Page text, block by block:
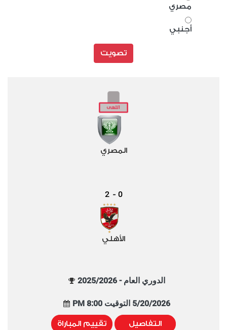
مصري
أجنبي
تصويت
المصري
0
-
2
الأهلي
الدوري العام - 2025/2026
5/20/2026 التوقيت 8:00 PM
التفاصيل تقييم المباراة